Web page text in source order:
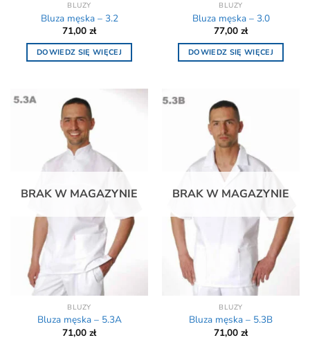
BLUZY
Bluza męska – 3.2
71,00 zł
DOWIEDZ SIĘ WIĘCEJ
BLUZY
Bluza męska – 3.0
77,00 zł
DOWIEDZ SIĘ WIĘCEJ
BRAK W MAGAZYNIE
BLUZY
Bluza męska – 5.3A
71,00 zł
BRAK W MAGAZYNIE
BLUZY
Bluza męska – 5.3B
71,00 zł